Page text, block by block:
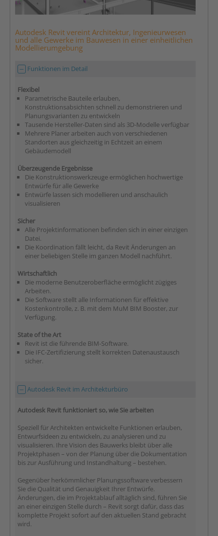
Autodesk Revit vereint Architektur, Ingenieurwesen
und alle Gewerke im Bauwesen in einer einheitlichen
Modellierumgebung
Funktionen im Detail
Flexibel
Parametrische Bauteile erlauben,
Konstruktionsabsichten schnell zu demonstrieren und
Planungsvarianten zu entwickeln
Tausende Hersteller-Daten sind als 3D-Modelle verfügbar
Mehrere Planer arbeiten auch von verschiedenen
Standorten aus gleichzeitig in Echtzeit an einem
Gebäudemodell
Überzeugende Ergebnisse
Die Konstruktionswerkzeuge ermöglichen hochwertige
Entwürfe für alle Gewerke
Entwürfe lassen sich modellieren und anschaulich
visualisieren
Sicher
Alle Projektinformationen befinden sich in einer einzigen
Datei.
Die Koordination fällt leicht, da Revit Änderungen an
einer beliebigen Stelle im ganzen Modell nachführt.
Wirtschaftlich
Die moderne Benutzeroberfläche ermöglicht zügiges
Arbeiten.
Die Software stellt alle Informationen für effektive
Kostenkontrolle, z. B. mit dem MuM BIM Booster, zur
Verfügung.
State of the Art
Revit ist die führende BIM-Software.
Die IFC-Zertifizierung stellt korrekten Datenaustausch
sicher.
Autodesk Revit im Architekturbüro
Autodesk Revit funktioniert so, wie Sie arbeiten
Speziell für Architekten entwickelte Funktionen erlauben,
Entwurfsideen zu entwickeln, zu analysieren und zu
visualisieren. Ihre Vision des Bauwerks bleibt über alle
Projektphasen – von der Planung über die Dokumentation
bis zur Ausführung und Instandhaltung – bestehen.
Gegenüber herkömmlicher Planungssoftware verbessern
Sie die Qualität und Genauigkeit Ihrer Entwürfe.
Änderungen, die im Projektablauf alltäglich sind, führen Sie
an einer einzigen Stelle durch – Revit sorgt dafür, dass das
komplette Projekt sofort auf den aktuellen Stand gebracht
wird.